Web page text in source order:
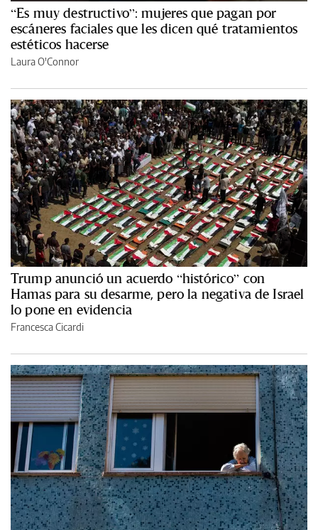
“Es muy destructivo”: mujeres que pagan por
escáneres faciales que les dicen qué tratamientos
estéticos hacerse
Laura O'Connor
Trump anunció un acuerdo “histórico” con
Hamas para su desarme, pero la negativa de Israel
lo pone en evidencia
Francesca Cicardi